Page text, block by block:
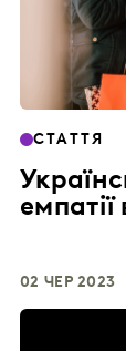
СТАТТЯ
емпатії
02 ЧЕР 2023